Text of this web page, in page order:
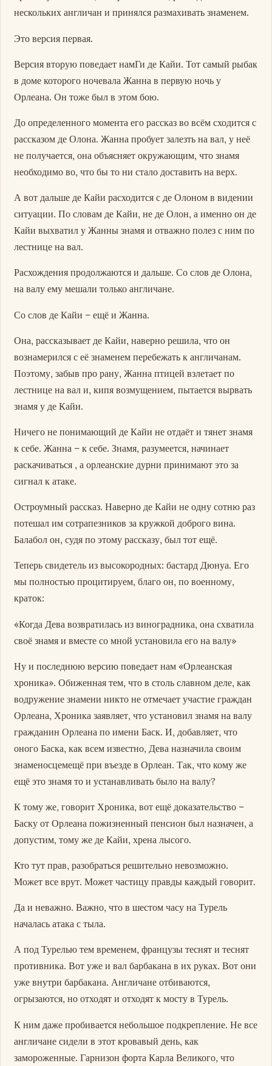
нескольких англичан и принялся размахивать знаменем.
Это версия первая.
Версия вторую поведает намГи де Кайи. Тот самый рыбак
в доме которого ночевала Жанна в первую ночь у
Орлеана. Он тоже был в этом бою.
До определенного момента его рассказ во всём сходится с
рассказом де Олона. Жанна пробует залезть на вал, у неё
не получается, она объясняет окружающим, что знамя
необходимо во, что бы то ни стало доставить на верх.
А вот дальше де Кайи расходится с де Олоном в видении
ситуации. По словам де Кайи, не де Олон, а именно он де
Кайи выхватил у Жанны знамя и отважно полез с ним по
лестнице на вал.
Расхождения продолжаются и дальше. Со слов де Олона,
на валу ему мешали только англичане.
Со слов де Кайи – ещё и Жанна.
Она, рассказывает де Кайи, наверно решила, что он
вознамерился с её знаменем перебежать к англичанам.
Поэтому, забыв про рану, Жанна птицей взлетает по
лестнице на вал и, кипя возмущением, пытается вырвать
знамя у де Кайи.
Ничего не понимающий де Кайи не отдаёт и тянет знамя
к себе. Жанна – к себе. Знамя, разумеется, начинает
раскачиваться , а орлеанские дурни принимают это за
сигнал к атаке.
Остроумный рассказ. Наверно де Кайи не одну сотню раз
потешал им сотрапезников за кружкой доброго вина.
Балабол он, судя по этому рассказу, был тот ещё.
Теперь свидетель из высокородных: бастард Дюнуа. Его
мы полностью процитируем, благо он, по военному,
краток:
«Когда Дева возвратилась из виноградника, она схватила
своё знамя и вместе со мной установила его на валу»
Ну и последнюю версию поведает нам «Орлеанская
хроника». Обиженная тем, что в столь славном деле, как
водружение знамени никто не отмечает участие граждан
Орлеана, Хроника заявляет, что установил знамя на валу
гражданин Орлеана по имени Баск. И, добавляет, что
оного Баска, как всем известно, Дева назначила своим
знаменосцемещё при въезде в Орлеан. Так, что кому же
ещё это знамя то и устанавливать было на валу?
К тому же, говорит Хроника, вот ещё доказательство –
Баску от Орлеана пожизненный пенсион был назначен, а
допустим, тому же де Кайи, хрена лысого.
Кто тут прав, разобраться решительно невозможно.
Может все врут. Может частицу правды каждый говорит.
Да и неважно. Важно, что в шестом часу на Турель
началась атака с тыла.
А под Турелью тем временем, французы теснят и теснят
противника. Вот уже и вал барбакана в их руках. Вот они
уже внутри барбакана. Англичане отбиваются,
огрызаются, но отходят и отходят к мосту в Турель.
К ним даже пробивается небольшое подкрепление. Не все
англичане сидели в этот кровавый день, как
замороженные. Гарнизон форта Карла Великого, что